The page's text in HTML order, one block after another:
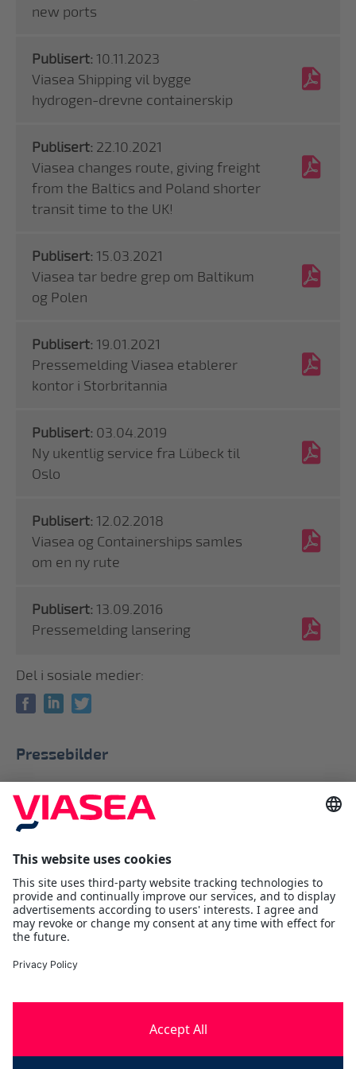
new ports
Publisert: 10.11.2023
Viasea Shipping vil bygge
hydrogen-drevne containerskip
Publisert: 22.10.2021
Viasea changes route, giving freight
from the Baltics and Poland shorter
transit time to the UK!
Publisert: 15.03.2021
Viasea tar bedre grep om Baltikum
og Polen
Publisert: 19.01.2021
Pressemelding Viasea etablerer
kontor i Storbritannia
Publisert: 03.04.2019
Ny ukentlig service fra Lübeck til
Oslo
Publisert: 12.02.2018
Viasea og Containerships samles
om en ny rute
Publisert: 13.09.2016
Pressemelding lansering
Del i sosiale medier:
Pressebilder
Du finner bilder for bruk i presse
Viasea Shipping AS
Værftsgata 1 C
1511 Moss
Tlf:+47 69 25 70 00
contact@viasea.com